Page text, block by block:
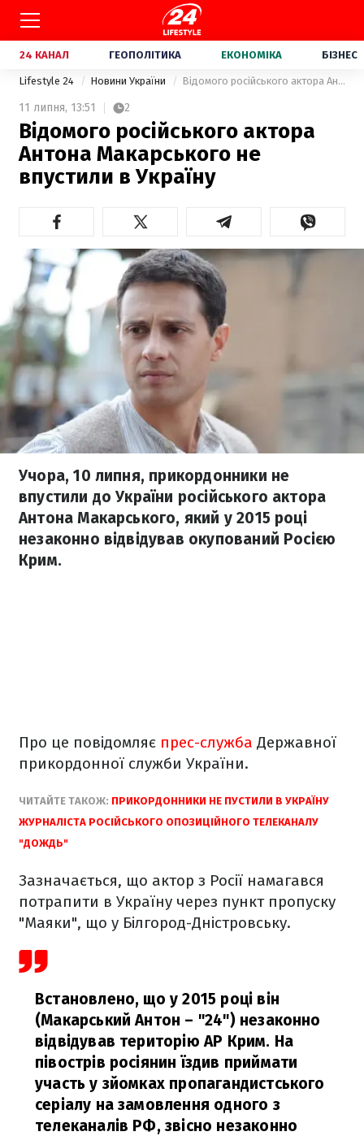
24 КАНАЛ ГЕОПОЛІТИКА ЕКОНОМІКА БІЗНЕС
Lifestyle 24 Новини України Відомого російського актора Антона Макарського не впустили в Україну
11 липня, 13:51 2
Відомого російського актора
Антона Макарського не
впустили в Україну
Учора, 10 липня, прикордонники не
впустили до України російського актора
Антона Макарського, який у 2015 році
незаконно відвідував окупований Росією
Крим.
Про це повідомляє прес-служба Державної
прикордонної служби України.
ЧИТАЙТЕ ТАКОЖ: ПРИКОРДОННИКИ НЕ ПУСТИЛИ В УКРАЇНУ
ЖУРНАЛІСТА РОСІЙСЬКОГО ОПОЗИЦІЙНОГО ТЕЛЕКАНАЛУ
"ДОЖДЬ"
Зазначається, що актор з Росії намагався
потрапити в Україну через пункт пропуску
"Маяки", що у Білгород-Дністровську.
Встановлено, що у 2015 році він
(Макарський Антон – "24") незаконно
відвідував територію АР Крим. На
півострів росіянин їздив приймати
участь у зйомках пропагандистського
серіалу на замовлення одного з
телеканалів РФ, звісно незаконно